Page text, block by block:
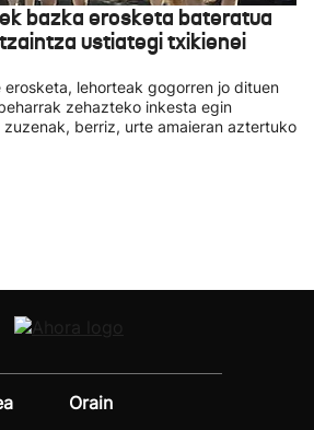
bazka erosketa bateratua
ustiategi txikienei
lehorteak gogorren jo dituen
zehazteko inkesta egin
berriz, urte amaieran aztertuko
Orain